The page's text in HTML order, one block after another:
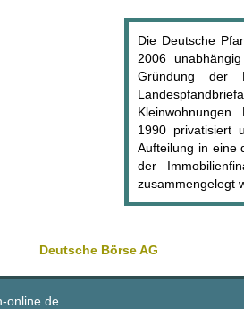
Die Deutsche
2006
Gründung der
1990 privatisiert
Aufteilung in eine
der
zusammengelegt
Deutsche Börse AG
online.de